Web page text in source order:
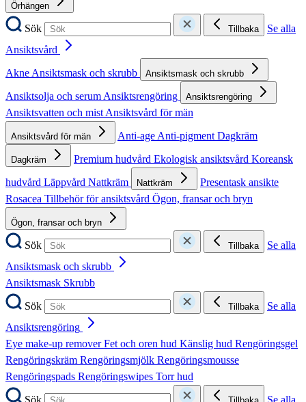
Örhängen
Sök Tillbaka
Se alla
Ansiktsvård
AkneAnsiktsmask och skrubb Ansiktsmask och skrubb
Ansiktsolja och serumAnsiktsrengöring Ansiktsrengöring
Ansiktsvatten och mistAnsiktsvård för män
Ansiktsvård för män Anti-ageAnti-pigmentDagkräm
Dagkräm Premium hudvård Ekologisk ansiktsvård Koreansk
hudvård Läppvård Nattkräm Nattkräm
Presentask ansikte
Rosacea Tillbehör för ansiktsvård Ögon, fransar och bryn
Ögon, fransar och bryn
Sök Tillbaka
Se alla
Ansiktsmask och skrubb
Ansiktsmask Skrubb
Sök
Tillbaka
Se alla
Ansiktsrengöring
Eye make-up removerFet och oren hud Känslig hud Rengöringsgel
Rengöringskräm Rengöringsmjölk Rengöringsmousse
Rengöringspads Rengöringswipes Torr hud